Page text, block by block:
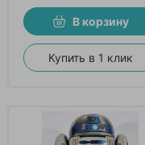
В корзину
Купить в 1 клик